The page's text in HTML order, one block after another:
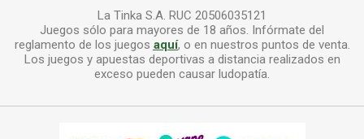
La Tinka S.A. RUC 20506035121
Juegos sólo para mayores de 18 años. Infórmate del
reglamento de los juegos aquí, o en nuestros puntos de venta.
Los juegos y apuestas deportivas a distancia realizados en
exceso pueden causar ludopatía.